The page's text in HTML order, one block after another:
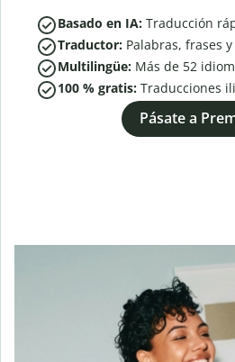
Basado en IA: Traducción
Traductor: Palabras, frases
Multilingüe: Más de 52
100 % gratis: Traducciones
Pásate a